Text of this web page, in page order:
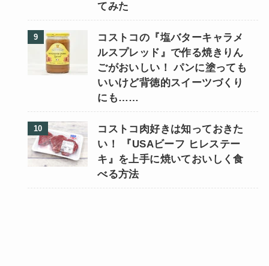
てみた
コストコの『塩バターキャラメ
ルスプレッド』で作る焼きりん
ごがおいしい！ パンに塗っても
いいけど背徳的スイーツづくり
にも……
コストコ肉好きは知っておきた
い！ 『USAビーフ ヒレステー
キ』を上手に焼いておいしく食
べる方法